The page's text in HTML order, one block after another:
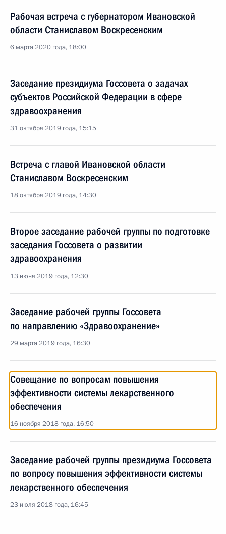
Рабочая встреча с губернатором Ивановской
области Станиславом Воскресенским
6 марта 2020 года, 18:00
Заседание президиума Госсовета о задачах
субъектов Российской Федерации в сфере
здравоохранения
31 октября 2019 года, 15:15
Встреча с главой Ивановской области
Станиславом Воскресенским
18 октября 2019 года, 14:30
Второе заседание рабочей группы по подготовке
заседания Госсовета о развитии
здравоохранения
13 июня 2019 года, 12:30
Заседание рабочей группы Госсовета
по направлению «Здравоохранение»
29 марта 2019 года, 16:30
Совещание по вопросам повышения
эффективности системы лекарственного
обеспечения
16 ноября 2018 года, 16:50
Заседание рабочей группы президиума Госсовета
по вопросу повышения эффективности системы
лекарственного обеспечения
23 июля 2018 года, 16:45